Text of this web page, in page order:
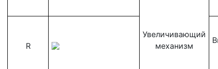
Увеличивающий
механизм
R